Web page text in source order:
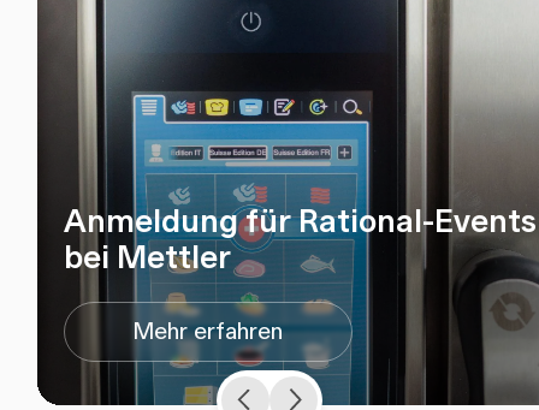
Anmeldung für Rational-Events
bei Mettler
Mehr erfahren